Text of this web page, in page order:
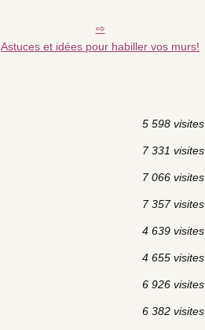
Astuces et idées pour habiller vos murs!
5 598 visites
7 331 visites
7 066 visites
7 357 visites
4 639 visites
4 655 visites
6 926 visites
6 382 visites